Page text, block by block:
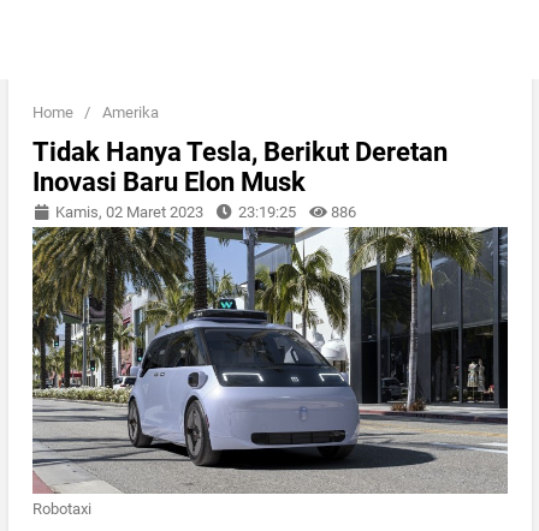
Home / Amerika
Tidak Hanya Tesla, Berikut Deretan
Inovasi Baru Elon Musk
Kamis, 02 Maret 2023 23:19:25 886
Robotaxi